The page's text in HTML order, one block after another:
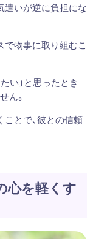
遣いが逆に負担にな
で物事に取り組むこ
い」と思ったとき
ん。
とで、彼との信頼
心を軽くす